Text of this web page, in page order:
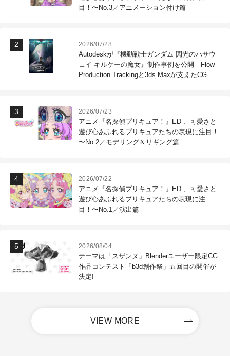
目！〜No.3／アニメーション付け篇
2026/07/28
Autodeskが『機動戦士ガンダム 閃光のハサウ
ェイ キルケーの魔女』制作事例を公開―Flow
Production Trackingと3ds Maxが支えたCG制
2026/07/23
アニメ『名探偵プリキュア！』ED 、可愛さと
遊び心あふれるプリキュアたちの表現に注目！
〜No.2／モデリング＆リギング篇
2026/07/22
アニメ『名探偵プリキュア！』ED 、可愛さと
遊び心あふれるプリキュアたちの表現に注
目！〜No.1／演出篇
2026/08/04
テーマは「スザンヌ」Blenderユーザー限定CG
作品コンテスト「b3d創作祭」五回目の開催が
決定!
VIEW MORE